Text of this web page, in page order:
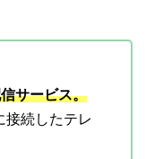
サービス。
接続したテレ